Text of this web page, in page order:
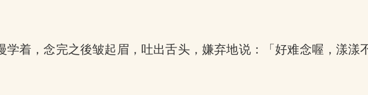
学着，念完之後皱起眉，吐出舌头，嫌弃地说：「好难念喔，漾